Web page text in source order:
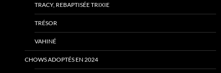
TRACY, REBAPTISÉE TRIXIE
TRÉSOR
VAHINÉ
CHOWS ADOPTÉS EN 2024